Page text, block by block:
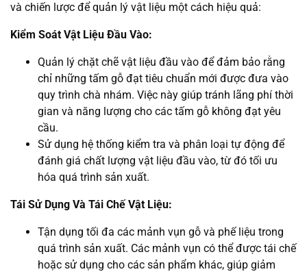
và chiến lược để quản lý vật liệu một cách hiệu quả:
Kiểm Soát Vật Liệu Đầu Vào:
Quản lý chặt chẽ vật liệu đầu vào để đảm bảo rằng
chỉ những tấm gỗ đạt tiêu chuẩn mới được đưa vào
quy trình chà nhám. Việc này giúp tránh lãng phí thời
gian và năng lượng cho các tấm gỗ không đạt yêu
cầu.
Sử dụng hệ thống kiểm tra và phân loại tự động để
đánh giá chất lượng vật liệu đầu vào, từ đó tối ưu
hóa quá trình sản xuất.
Tái Sử Dụng Và Tái Chế Vật Liệu:
Tận dụng tối đa các mảnh vụn gỗ và phế liệu trong
quá trình sản xuất. Các mảnh vụn có thể được tái chế
hoặc sử dụng cho các sản phẩm khác, giúp giảm